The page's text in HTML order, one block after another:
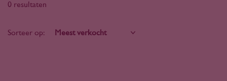
0 resultaten
Sorteer op: